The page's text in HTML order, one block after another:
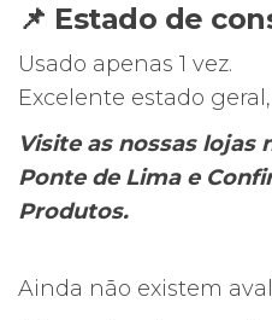
📌 Estado de
Usado apenas 1 vez.
Excelente estado
Visite as nossas lojas
Ponte de Lima e
Produtos.
Ainda não existem